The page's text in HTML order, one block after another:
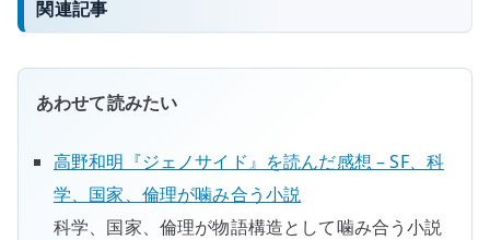
関連記事
あわせて読みたい
高野和明『ジェノサイド』を読んだ感想 – SF、科
学、国家、倫理が噛み合う小説
科学、国家、倫理が物語構造として噛み合う小説